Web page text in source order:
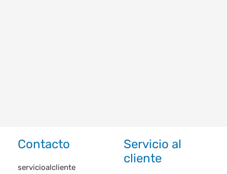
Contacto
servicioalcliente
Servicio al
cliente